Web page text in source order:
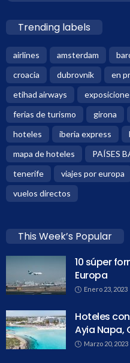
Trending labels
airlines amsterdam
croacia
dubrovnik en
etihad airways
ferias de turismo
girona
hoteles
iberia express
mapa de hoteles
PAÍSES
tenerife
viajes por europa
vuelos directos
This Week’s Popular
10 súper
Europa
Enero 23, 2023
Hoteles
Ayia Napa,
Marzo 20, 2023